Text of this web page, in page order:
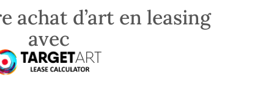
achat d’art en leasing
avec